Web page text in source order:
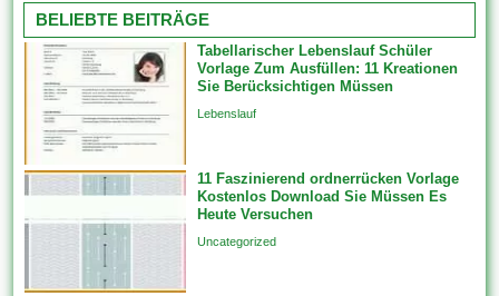
Arbeitsverhältnisses zwischen
der Universität und dem
Arbeitnehmer aus irgendeinem
Grund. Die Entscheidung
darüber, angesichts die
Kündigung eines
oder aber nicht, liegt bei dem
Arbeitsaufsichtsbeamten oder
im Ermessen des
Kündigung bedeutet, dass...
BELIEBTE BEITRÄGE
Tabellarischer Lebenslauf Schüler
Vorlage Zum Ausfüllen: 11 Kreationen
Sie Berücksichtigen Müssen
Lebenslauf
11 Faszinierend ordnerrücken Vorlage
Kostenlos Download Sie Müssen Es
Heute Versuchen
Uncategorized